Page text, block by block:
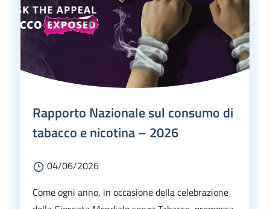
Rapporto Nazionale sul consumo di
tabacco e nicotina – 2026
04/06/2026
Come ogni anno, in occasione della celebrazione